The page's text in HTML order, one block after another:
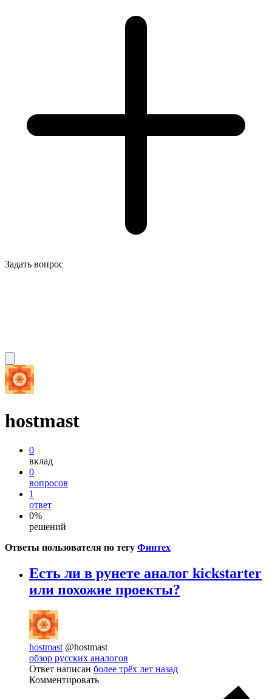
Задать вопрос
hostmast
0
вклад
0
вопросов
1
ответ
0%
решений
Ответы пользователя по тегу Финтех
Есть ли в рунете аналог kickstarter
или похожие проекты?
hostmast @hostmast
обзор русских аналогов
Ответ написан более трёх лет назад
Комментировать